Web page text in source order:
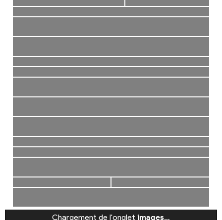
Chargement de l'onglet images…